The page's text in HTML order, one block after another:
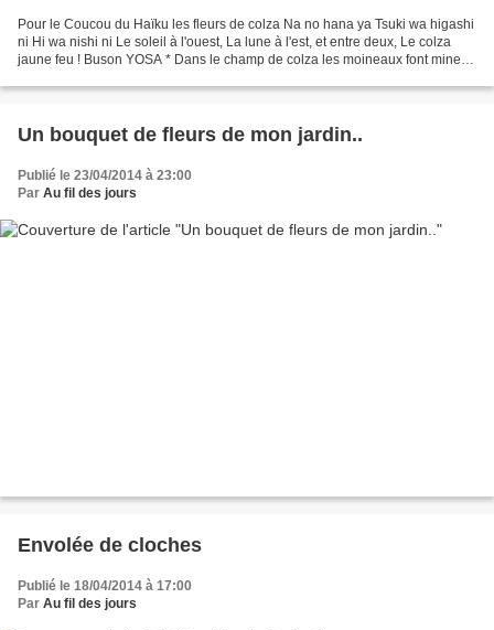
Pour le Coucou du Haïku les fleurs de colza Na no hana ya Tsuki wa higashi
ni Hi wa nishi ni Le soleil à l'ouest, La lune à l'est, et entre deux, Le colza
jaune feu ! Buson YOSA * Dans le champ de colza les moineaux font mine
Un bouquet de fleurs de mon jardin..
Publié le 23/04/2014 à 23:00
Par Au fil des jours
Envolée de cloches
Publié le 18/04/2014 à 17:00
Par Au fil des jours